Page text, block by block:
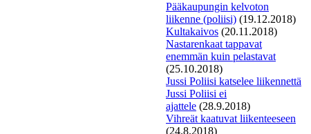
Pääkaupungin kelvoton
liikenne (poliisi) (19.12.2018)
Kultakaivos (20.11.2018)
Nastarenkaat tappavat
enemmän kuin pelastavat
(25.10.2018)
Jussi Poliisi katselee liikennettä
Jussi Poliisi ei
ajattele (28.9.2018)
Vihreät kaatuvat liikenteeseen
(24.8.2018)